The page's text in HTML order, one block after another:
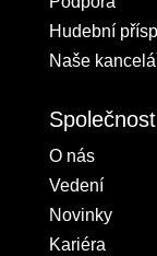
Hudební
Naše
Společnost
O nás
Vedení
Novinky
Kariéra